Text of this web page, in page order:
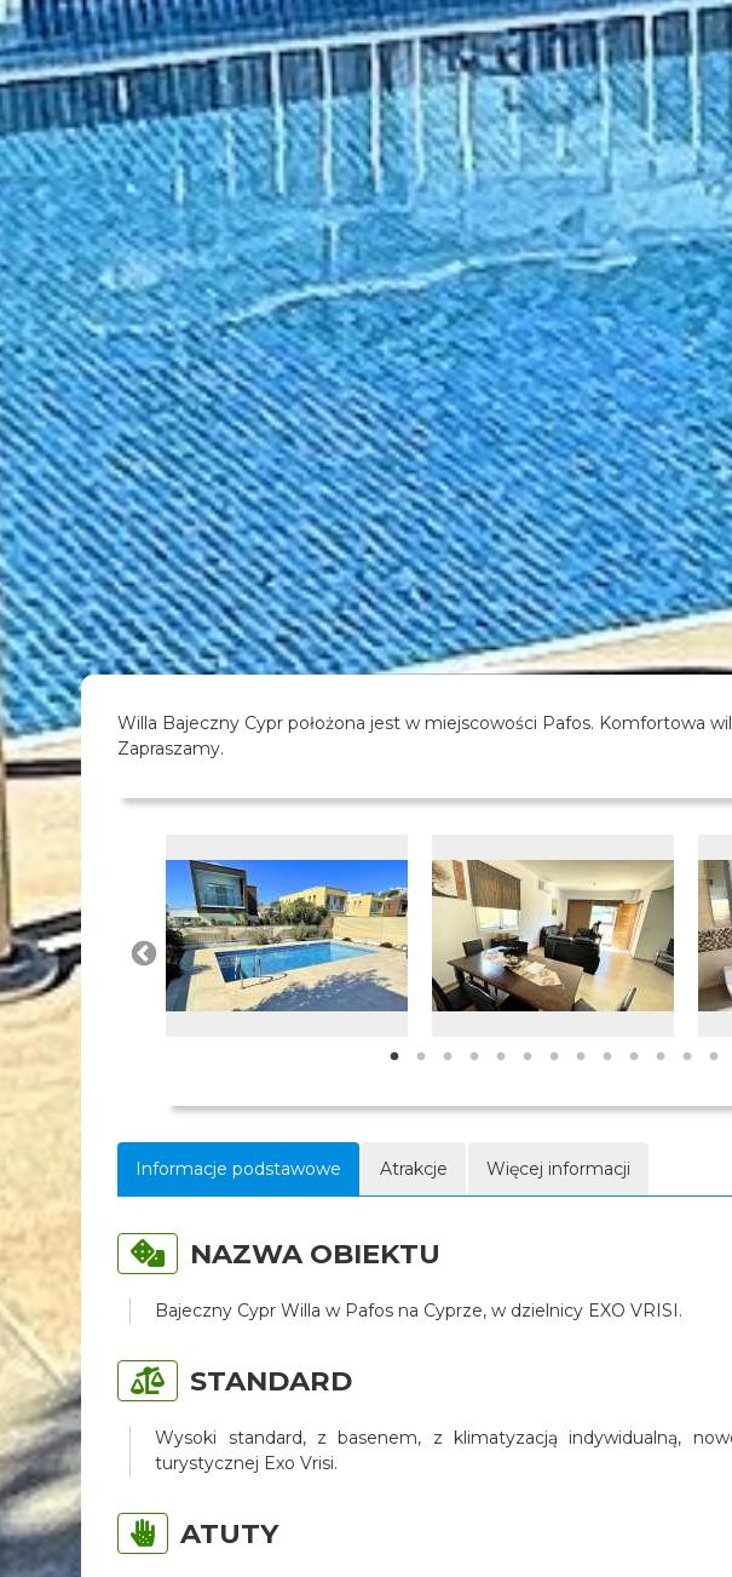
Willa Bajeczny Cypr położona jest w miejscowości Pafos. Komfortowa
Zapraszamy.
Informacje podstawowe Atrakcje Więcej informacji
NAZWA OBIEKTU
Bajeczny Cypr Willa w Pafos na Cyprze, w dzielnicy EXO VRISI.
STANDARD
Wysoki standard, z basenem, z klimatyzacją indywidualną,
turystycznej Exo Vrisi.
ATUTY